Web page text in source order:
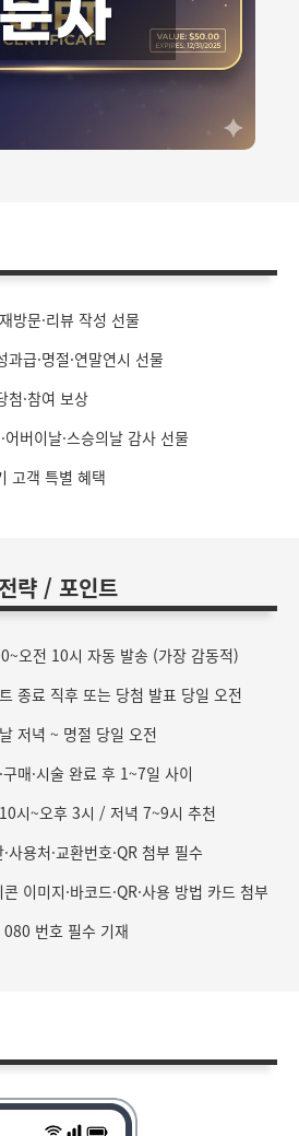
방문·리뷰 작성 선물
과급·명절·연말연시 선물
첨·참여 보상
어버이날·스승의날 감사 선물
고객 특별 혜택
략 / 포인트
오전 10시 자동 발송 (가장 감동적)
종료 직후 또는 당첨 발표 당일 오전
저녁 ~ 명절 당일 오전
매·시술 완료 후 1~7일 사이
시~오후 3시 / 저녁 7~9시 추천
사용처·교환번호·QR 첨부 필수
이미지·바코드·QR·사용 방법 카드 첨부
번호 필수 기재